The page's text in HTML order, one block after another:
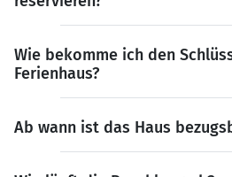
Wie bekomme ich den
Ferienhaus?
Ab wann ist das Haus